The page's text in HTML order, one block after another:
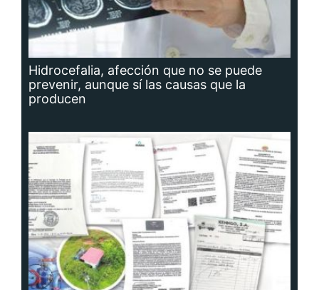
Hidrocefalia, afección que no se puede
prevenir, aunque sí las causas que la
producen